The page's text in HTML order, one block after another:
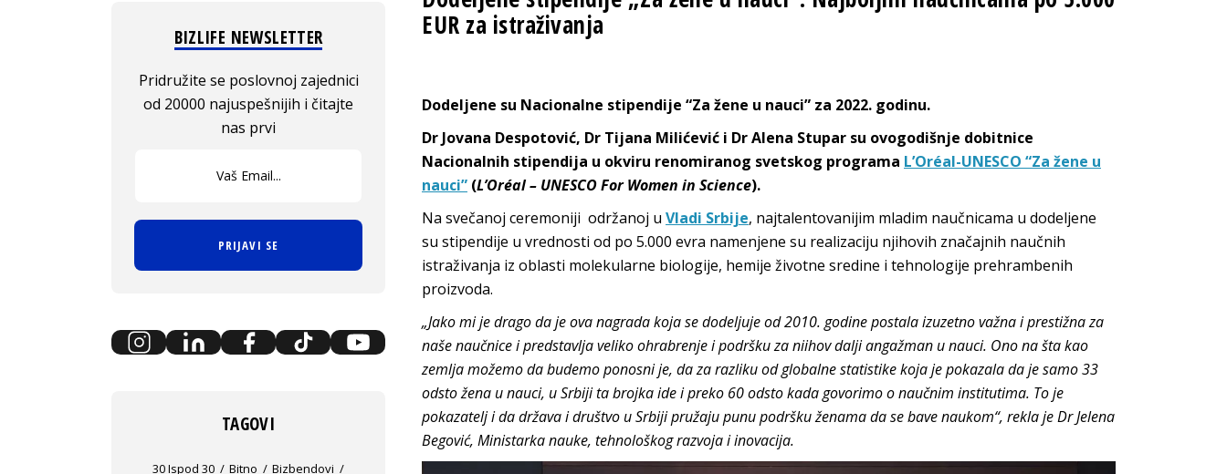
EUR za istraživanja
Dodeljene su Nacionalne stipendije “Za žene u nauci” za 2022. godinu.
Dr Jovana Despotović, Dr Tijana Milićević i Dr Alena Stupar su ovogodišnje dobitnice
Nacionalnih stipendija u okviru renomiranog svetskog programa L’Oréal-UNESCO “Za žene u
nauci” (L’Oréal – UNESCO For Women in Science).
Na svečanoj ceremoniji održanoj u Vladi Srbije, najtalentovanijim mladim naučnicama u dodeljene
su stipendije u vrednosti od po 5.000 evra namenjene su realizaciju njihovih značajnih naučnih
istraživanja iz oblasti molekularne biologije, hemije životne sredine i tehnologije prehrambenih
proizvoda.
„Jako mi je drago da je ova nagrada koja se dodeljuje od 2010. godine postala izuzetno važna i prestižna za
naše naučnice i predstavlja veliko ohrabrenje i podršku za niihov dalji angažman u nauci. Ono na šta kao
zemlja možemo da budemo ponosni je, da za razliku od globalne statistike koja je pokazala da je samo 33
odsto žena u nauci, u Srbiji ta brojka ide i preko 60 odsto kada govorimo o naučnim institutima. To je
pokazatelj i da država i društvo u Srbiji pružaju punu podršku ženama da se bave naukom“, rekla je Dr Jelena
Begović, Ministarka nauke, tehnološkog razvoja i inovacija.
BIZLIFE NEWSLETTER
Pridružite se poslovnoj zajednici
od 20000 najuspešnijih i čitajte
nas prvi
PRIJAVI SE
TAGOVI
30 Ispod 30 Bitno
Bizbendovi